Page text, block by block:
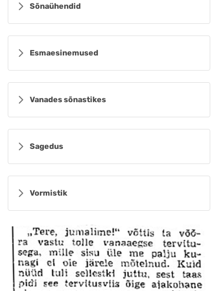
Sõnaühendid
Esmaesinemused
Vanades sõnastikes
Sagedus
Vormistik